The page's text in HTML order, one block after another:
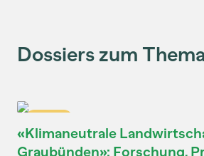
Dossiers zum Thema
«Klimaneutrale
Graubünden»: Forschung,